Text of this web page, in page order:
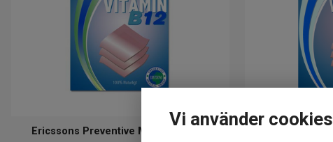
Vi använder cookies
Ericssons Preventive Medical Group